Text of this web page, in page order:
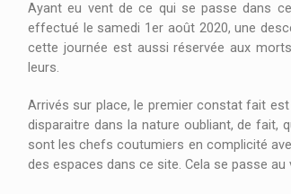
Ayant eu vent de ce qui se passe dans
effectué le samedi 1er août 2020, une
cette journée est aussi réservée aux
leurs.
Arrivés sur place, le premier constat fait
disparaitre dans la nature oubliant, de fait,
sont les chefs coutumiers en complicité
des espaces dans ce site. Cela se passe